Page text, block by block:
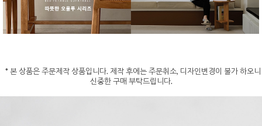
* 본 상품은 주문제작 상품입니다. 제작 후에는 주문취소, 디자인변경이 불가 하오니
신중한 구매 부탁드립니다.